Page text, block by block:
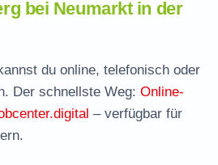
bei Neumarkt in der
du online, telefonisch oder
Der schnellste Weg: Online-
– verfügbar für